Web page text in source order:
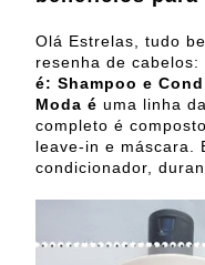
Olá Estrelas, tudo
resenha de cabelos:
é: Shampoo e
Moda é uma linha da
completo é
leave-in e máscara.
condicionador,